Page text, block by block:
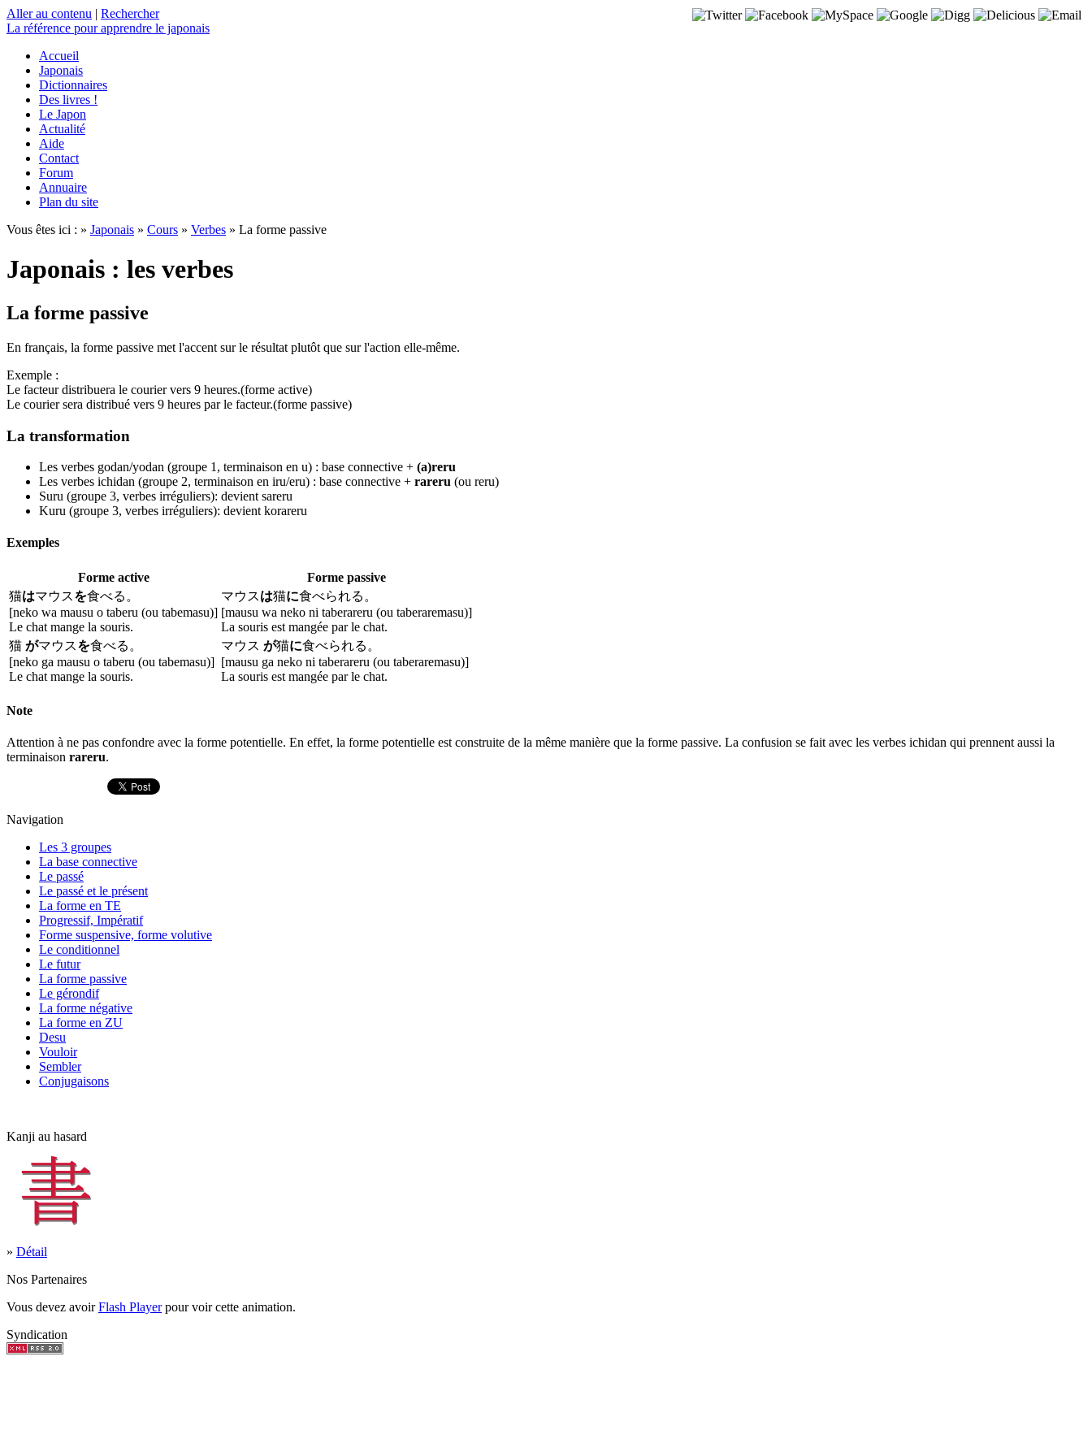
Aller au contenu | Rechercher
La référence pour apprendre le japonais
Accueil
Japonais
Dictionnaires
Des livres !
Le Japon
Actualité
Aide
Contact
Forum
Annuaire
Plan du site
Vous êtes ici : » Japonais » Cours » Verbes » La forme passive
Japonais : les verbes
La forme passive
En français, la forme passive met l'accent sur le résultat plutôt que sur l'action elle-même.
Exemple :
Le facteur distribuera le courier vers 9 heures.(forme active)
Le courier sera distribué vers 9 heures par le facteur.(forme passive)
La transformation
Les verbes godan/yodan (groupe 1, terminaison en u) : base connective + (a)reru
Les verbes ichidan (groupe 2, terminaison en iru/eru) : base connective + rareru (ou reru)
Suru (groupe 3, verbes irréguliers): devient sareru
Kuru (groupe 3, verbes irréguliers): devient korareru
Exemples
Forme active
Forme passive
猫はマウスを食べる。
[neko wa mausu o taberu (ou tabemasu)]
Le chat mange la souris.
マウスは猫に食べられる。
[mausu wa neko ni taberareru (ou taberaremasu)]
La souris est mangée par le chat.
猫 がマウスを食べる。
[neko ga mausu o taberu (ou tabemasu)]
Le chat mange la souris.
マウス が猫に食べられる。
[mausu ga neko ni taberareru (ou taberaremasu)]
La souris est mangée par le chat.
Note
Attention à ne pas confondre avec la forme potentielle. En effet, la forme potentielle est construite de la même manière que la forme passive. La confusion se fait avec les verbes ichidan qui prennent aussi la
terminaison rareru.
Navigation
Les 3 groupes
La base connective
Le passé
Le passé et le présent
La forme en TE
Progressif, Impératif
Forme suspensive, forme volutive
Le conditionnel
Le futur
La forme passive
Le gérondif
La forme négative
La forme en ZU
Desu
Vouloir
Sembler
Conjugaisons
Kanji au hasard
» Détail
Nos Partenaires
Vous devez avoirFlash Playerpour voir cette animation.
Syndication